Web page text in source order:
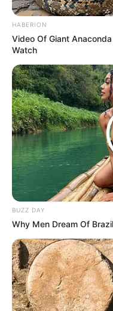
HABERION
Video Of Giant
Watch
BUZZ DAY
Why Men Dream Of